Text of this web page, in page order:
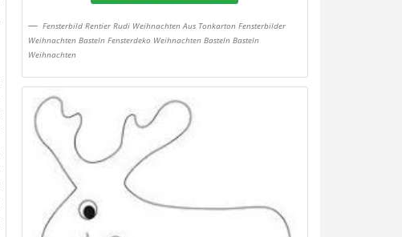
Fensterbild Rentier Rudi Weihnachten Aus Tonkarton Fensterbilder
Weihnachten Basteln Fensterdeko Weihnachten Basteln Basteln
Weihnachten